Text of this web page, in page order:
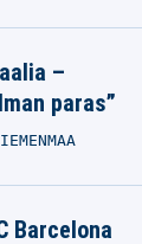
–
paras”
Barcelona